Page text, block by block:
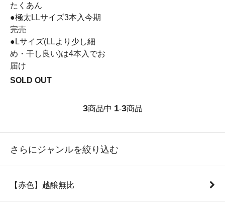
たくあん
●極太LLサイズ3本入今期
完売
●Lサイズ(LLより少し細
め・干し良い)は4本入でお
届け
SOLD OUT
3商品中 1-3商品
さらにジャンルを絞り込む
【赤色】越醸無比